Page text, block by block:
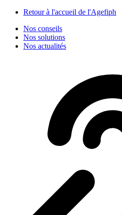
Retour à l'accueil de l'Agefiph
Nos conseils
Nos solutions
Nos actualités